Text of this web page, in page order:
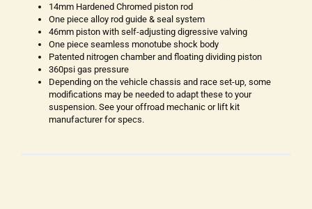
14mm Hardened Chromed piston rod
One piece alloy rod guide & seal system
46mm piston with self-adjusting digressive valving
One piece seamless monotube shock body
Patented nitrogen chamber and floating dividing piston
360psi gas pressure
Depending on the vehicle chassis and race set-up, some
modifications may be needed to adapt these to your
suspension. See your offroad mechanic or lift kit
manufacturer for specs.